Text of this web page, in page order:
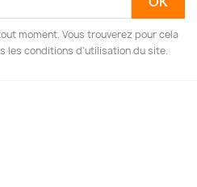
moment. Vous trouverez pour cela
les conditions d'utilisation du site.